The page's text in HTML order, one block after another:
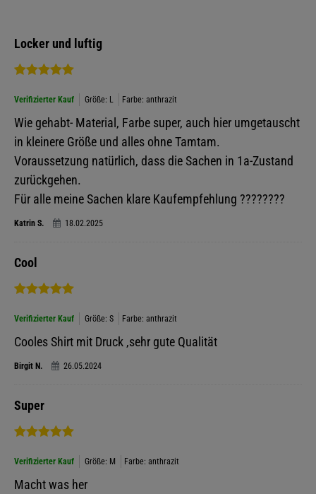
Locker und luftig
Verifizierter Kauf Größe: L Farbe: anthrazit
Wie gehabt- Material, Farbe super, auch hier umgetauscht
in kleinere Größe und alles ohne Tamtam.
Voraussetzung natürlich, dass die Sachen in 1a-Zustand
zurückgehen.
Für alle meine Sachen klare Kaufempfehlung ????????
Katrin S. 18.02.2025
Cool
Verifizierter Kauf Größe: S Farbe: anthrazit
Cooles Shirt mit Druck ,sehr gute Qualität
Birgit N. 26.05.2024
Super
Verifizierter Kauf Größe: M Farbe: anthrazit
Macht was her